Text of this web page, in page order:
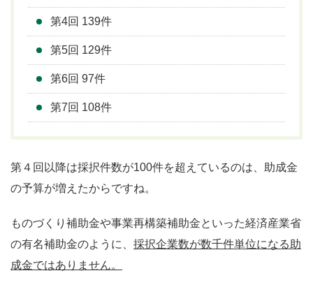
第4回 139件
第5回 129件
第6回 97件
第7回 108件
第４回以降は採択件数が100件を超えているのは、助成金
の予算が増えたからですね。
ものづくり補助金や事業再構築補助金といった経済産業省
の有名補助金のように、 採択企業数が数千件単位になる助
成金ではありません。